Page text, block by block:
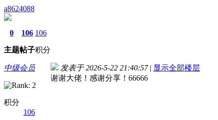
a8624088
0
主题
106
帖子
106
积分
中级会员
积分
106
发表于 2026-5-22 21:40:57 | 显示全部楼层
谢谢大佬！感谢分享！66666